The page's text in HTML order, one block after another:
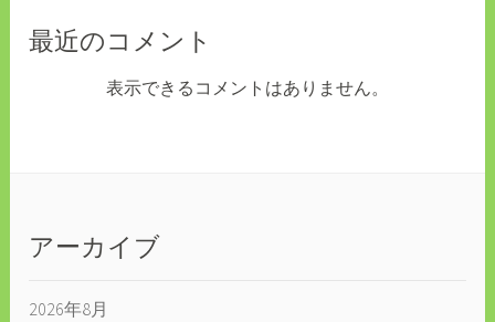
最近のコメント
表示できるコメントはありません。
アーカイブ
2026年8月